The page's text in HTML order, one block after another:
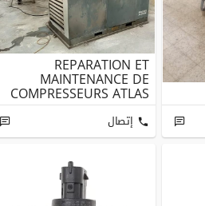
REPARATION ET
MAINTENANCE DE
COMPRESSEURS ATLAS
COPCO
إتصال